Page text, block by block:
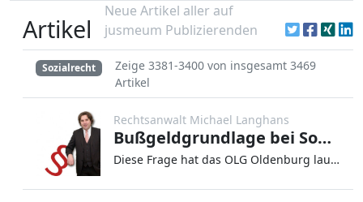
Artikel
Neue Artikel aller auf
jusmeum Publizierenden
Sozialrecht
Zeige 3381-3400 von insgesamt 3469
Artikel
Rechtsanwalt Michael Langhans
Bußgeldgrundlage bei Sommerreifen im Winter verfassungswidrig?
Diese Frage hat das OLG Oldenburg laut Schadensfixblog in den Raum geworfen. Denn – so das OLG überzeugend –